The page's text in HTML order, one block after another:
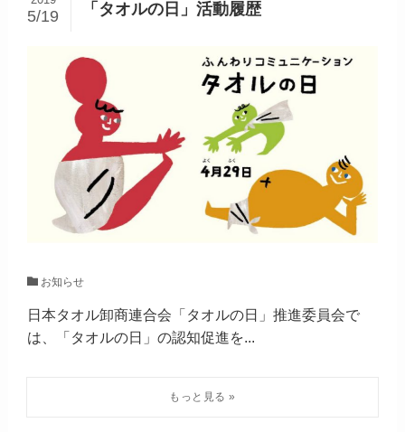
「タオルの日」活動履歴
5/19
お知らせ
日本タオル卸商連合会「タオルの日」推進委員会で
は、「タオルの日」の認知促進を...